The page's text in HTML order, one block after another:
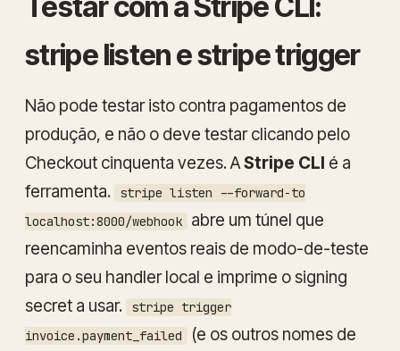
stripe listen e stripe trigger
Não pode testar isto contra pagamentos de
produção, e não o deve testar clicando pelo
Checkout cinquenta vezes. AStripe CLI é a
ferramenta.
stripe listen --forward-to
localhost:8000/webhook
abre um túnel que
reencaminha eventos reais de modo-de-teste
para o seu handler local e imprime o signing
secret a usar.
stripe trigger
invoice.payment_failed
(e os outros nomes de